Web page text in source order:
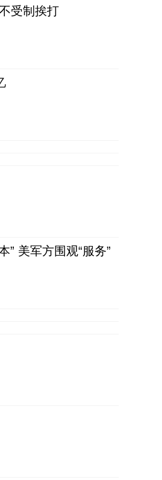
受制挨打
” 美军方围观“服务”